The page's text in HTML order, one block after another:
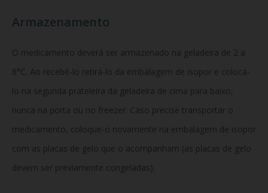
Armazenamento
O medicamento deverá ser armazenado na geladeira de 2 a
8°C. Ao recebê-lo retirá-lo da embalagem de isopor e colocá-
lo na segunda prateleira da geladeira de cima para baixo,
nunca na porta ou no freezer. Caso precise transportar o
medicamento, coloque-o novamente na embalagem de isopor
com as placas de gelo que o acompanham (as placas de gelo
devem ser previamente congeladas).